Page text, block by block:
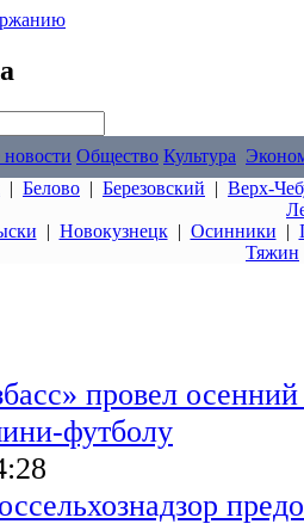
Общество Культура
| Белово | Березовский | Верх-
| Новокузнецк| Осинники |
Тяжин
провел осенний
футболу